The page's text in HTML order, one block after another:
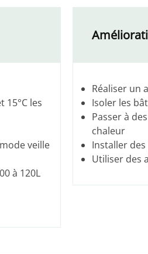
15°C les
veille
à 120L
Réaliser un
Isoler les
Passer à
chaleur
Installer
Utiliser des